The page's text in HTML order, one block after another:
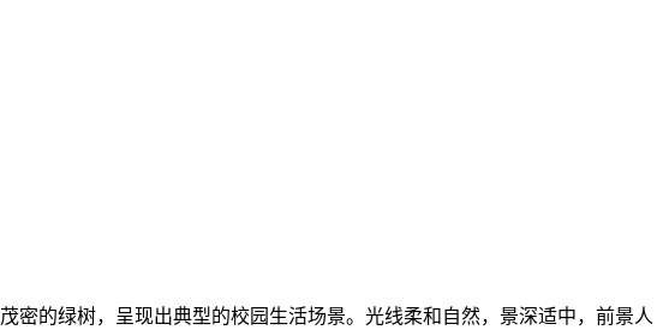
的绿树，呈现出典型的校园生活场景。光线柔和自然，景深适中，前景人